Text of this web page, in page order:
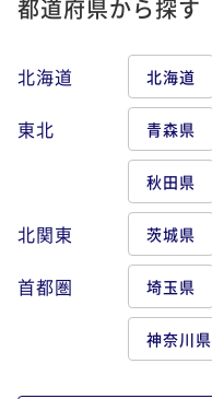
都道府県から探す
北海道 北海道
東北 青森県
秋田県
北関東 茨城県
首都圏 埼玉県
神奈川県